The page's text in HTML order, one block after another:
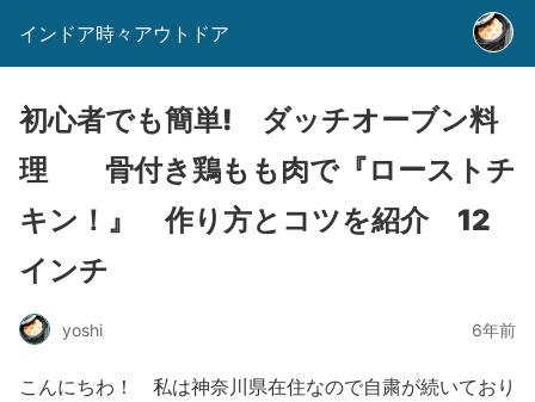
インドア時々アウトドア
初心者でも簡単! ダッチオーブン料
理 骨付き鶏もも肉で『ローストチ
キン！』 作り方とコツを紹介 12
インチ
yoshi 6年前
こんにちわ！ 私は神奈川県在住なので自粛が続いており